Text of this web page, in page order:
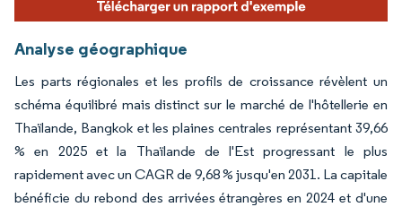
Analyse géographique
Les parts régionales et les profils de croissance révèlent un
schéma équilibré mais distinct sur le marché de l'hôtellerie en
Thaïlande, Bangkok et les plaines centrales représentant 39,66
% en 2025 et la Thaïlande de l'Est progressant le plus
rapidement avec un CAGR de 9,68 % jusqu'en 2031. La capitale
bénéficie du rebond des arrivées étrangères en 2024 et d'une